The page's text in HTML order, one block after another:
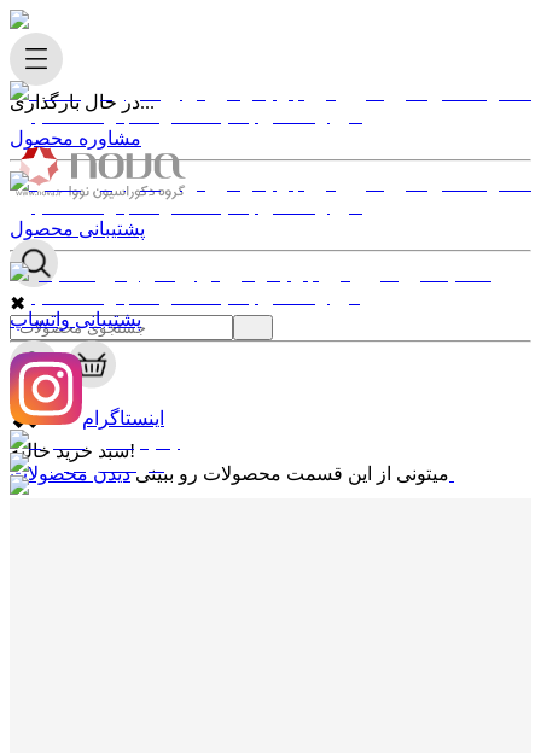
در حال بارگذاری...
✖
0
✖
سبد خرید خالیه!
میتونی از این قسمت محصولات رو ببینی
مشاوره محصول
پشتیبانی محصول
پشتیبانی واتساپ
اینستاگرام